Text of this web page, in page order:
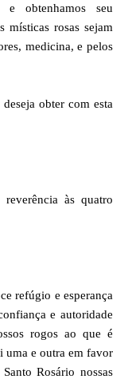
e obtenhamos seu
místicas rosas sejam
medicina, e pelos
obter com esta
às quatro
refúgio e esperança
e autoridade
rogos ao que é
uma e outra em favor
Rosário nossas